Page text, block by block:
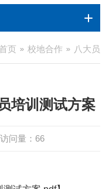
页 校地合作 八大员
培训测试方案
访问量： 66